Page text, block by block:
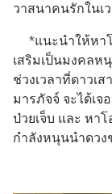
วาสนาคนรักในเ
*แนะนำให้หาโ
เสริมเป็นมงคลห
ช่วงเวลาที่ดาวเ
มารภัจจ์ จะได้เ
ป่วยเจ็บ และ หา
กำลังหนุนนำดวง